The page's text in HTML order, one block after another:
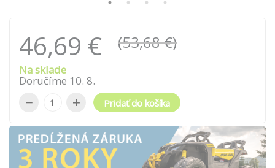
46,69 € (53,68 €)
Na sklade
Doručíme 10. 8.
− + Pridať do košíka